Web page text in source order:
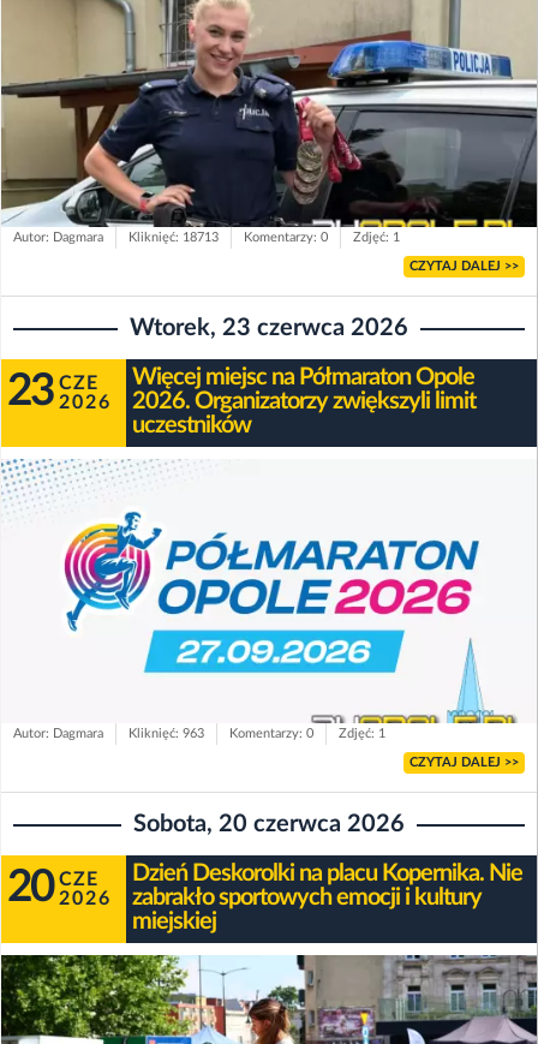
Autor: Dagmara Kliknięć: 18713 Komentarzy: 0 Zdjęć: 1
CZYTAJ DALEJ >>
Wtorek, 23 czerwca 2026
23 CZE
2026
Więcej miejsc na Półmaraton Opole
2026. Organizatorzy zwiększyli limit
uczestników
Autor: Dagmara Kliknięć: 963 Komentarzy: 0 Zdjęć: 1
CZYTAJ DALEJ >>
Sobota, 20 czerwca 2026
20 CZE
2026
Dzień Deskorolki na placu Kopernika. Nie
zabrakło sportowych emocji i kultury
miejskiej